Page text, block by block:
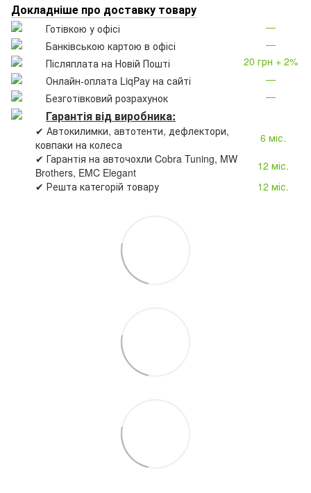
Докладніше про доставку товару
Готівкою у офісі
—
Банківською картою в офісі
—
Післяплата на Новій Пошті
20 грн + 2%
Онлайн-оплата LiqPay на сайті
—
Безготівковий розрахунок
—
Гарантія від виробника:
✔ Автокилимки, автотенти, дефлектори,
ковпаки на колеса
6 міс.
✔ Гарантія на авточохли Cobra Tuning, MW
Brothers, EMC Elegant
12 міс.
✔ Решта категорій товару
12 міс.